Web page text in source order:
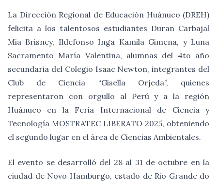
La Dirección Regional de Educación Huánuco (DREH)
felicita a los talentosos estudiantes Duran Carbajal
Mia Brisney, Ildefonso Inga Kamila Gimena, y Luna
Sacramento María Valentina, alumnas del 4to año
secundaria del Colegio Isaac Newton, integrantes del
Club de Ciencia “Gisella Orjeda”, quienes
representaron con orgullo al Perú y a la región
Huánuco en la Feria Internacional de Ciencia y
Tecnología MOSTRATEC LIBERATO 2025, obteniendo
el segundo lugar en el área de Ciencias Ambientales.
El evento se desarrolló del 28 al 31 de octubre en la
ciudad de Novo Hamburgo, estado de Rio Grande do